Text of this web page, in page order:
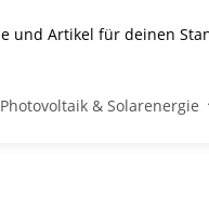
und Artikel für deinen
Photovoltaik & Solarenergie